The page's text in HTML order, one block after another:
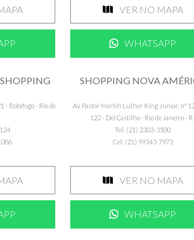
VER NO MAPA
WHATSAPP
- Botafogo - Rio de
SHOPPING NOVA
Av. Pastor Martin Luther King Junior, nº
122 - Del Castilho - Rio de Janeiro -
Tel: (21) 2303-3500
Cel: (21) 99343-7973
VER NO MAPA
WHATSAPP